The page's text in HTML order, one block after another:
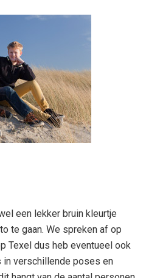
een lekker bruin kleurtje
te gaan. We spreken af op
Texel dus heb eventueel ook
in verschillende poses en